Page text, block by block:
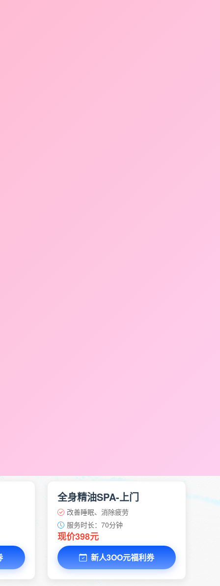
全身精油SPA-上门
改善睡眠、消除疲劳
服务时长：70分钟
现价398元
新人3OO元福利券